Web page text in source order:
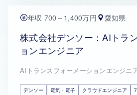
年収 700～1,400万円 愛知県
株式会社デンソー：AIトラ
ョンエンジニア
AIトランスフォーメーションエンジニ
デンソー 電気・電子 クラウドエンジニア